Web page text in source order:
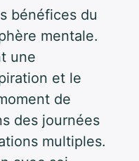
bénéfices du
mentale.
une
et le
de
des journées
multiples.